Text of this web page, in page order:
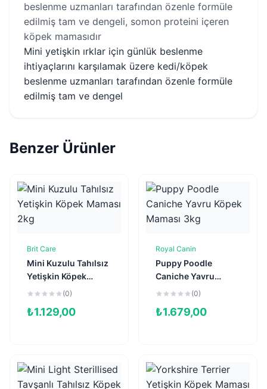
beslenme uzmanları tarafından özenle formüle
edilmiş tam ve dengeli, somon proteini içeren
köpek mamasıdır
Mini yetişkin ırklar için günlük beslenme
ihtiyaçlarını karşılamak üzere kedi/köpek
beslenme uzmanları tarafından özenle formüle
edilmiş tam ve dengel
Benzer Ürünler
Sepete Ekle
Brit Care
Mini Kuzulu Tahılsız
Yetişkin Köpek
Maması 2kg
(0)
₺1.129,00
Sepete Ekle
Royal Canin
Puppy Poodle
Caniche Yavru
Köpek Maması 3kg
(0)
₺1.679,00